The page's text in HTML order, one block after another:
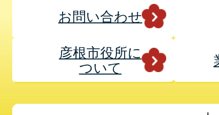
お問い合わせ
彦根市役所に
ついて